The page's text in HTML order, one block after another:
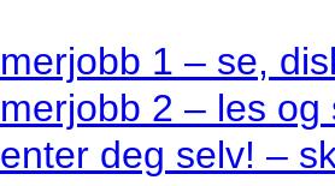
1 – se,
2 – les og
deg selv! –